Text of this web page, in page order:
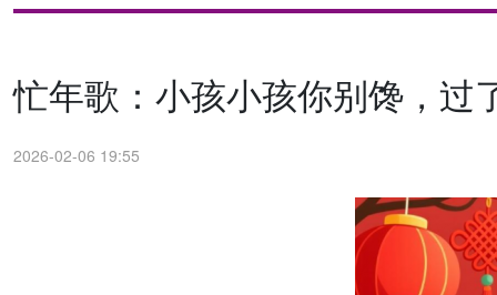
忙年歌：小孩小孩你别馋，过
2026-02-06 19:55